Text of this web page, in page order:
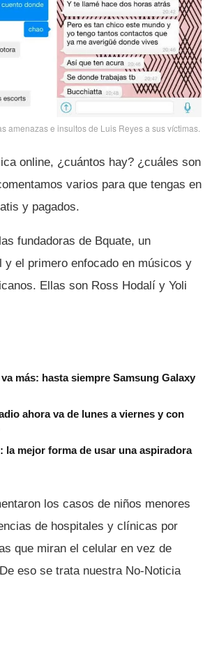
amenazas e insultos de Luis Reyes a sus ví­ctimas.
online, ¿cuántos hay? ¿cuáles son
varios para que tengas en
y pagados.
fundadoras de Bquate, un
y el primero enfocado en músicos y
Ellas son Ross Hodalí­ y Yoli
más: hasta siempre Samsung Galaxy
ahora va de lunes a viernes y con
la mejor forma de usar una aspiradora
los casos de niños menores
de hospitales y clí­nicas por
que miran el celular en vez de
eso se trata nuestra No-Noticia